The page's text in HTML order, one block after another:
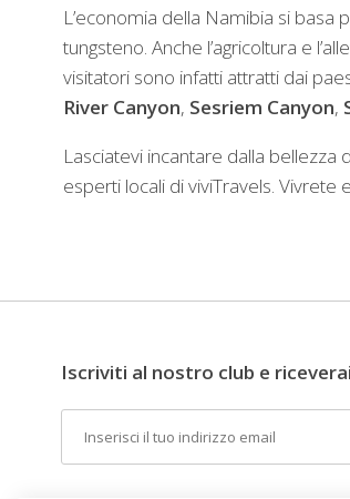
L’economia della Namibia si basa
tungsteno. Anche l’agricoltura e
visitatori sono infatti attratti dai
River Canyon, Sesriem Canyon,
Lasciatevi incantare dalla bellezza
esperti locali di viviTravels.
Iscriviti al nostro club e